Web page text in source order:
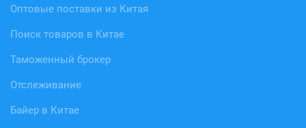
Оптовые поставки из Китая
Поиск товаров в Китае
Таможенный брокер
Отслеживание
Байер в Китае